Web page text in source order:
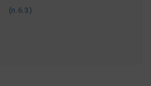
(п.6.3)